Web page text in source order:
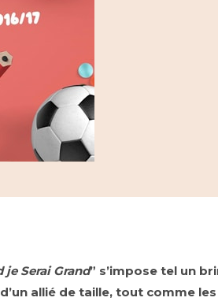
je Serai Grand” s’impose tel un
allié de taille, tout comme